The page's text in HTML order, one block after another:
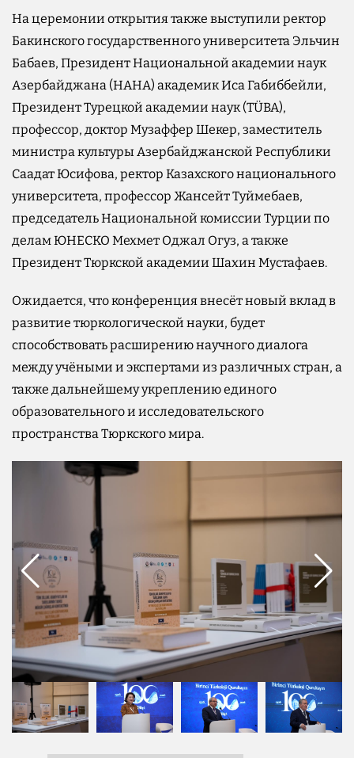
На церемонии открытия также выступили ректор
Бакинского государственного университета Эльчин
Бабаев, Президент Национальной академии наук
Азербайджана (НАНА) академик Иса Габиббейли,
Президент Турецкой академии наук (TÜBA),
профессор, доктор Музаффер Шекер, заместитель
министра культуры Азербайджанской Республики
Саадат Юсифова, ректор Казахского национального
университета, профессор Жансейт Туймебаев,
председатель Национальной комиссии Турции по
делам ЮНЕСКО Мехмет Оджал Огуз, а также
Президент Тюркской академии Шахин Мустафаев.
Ожидается, что конференция внесёт новый вклад в
развитие тюркологической науки, будет
способствовать расширению научного диалога
между учёными и экспертами из различных стран, а
также дальнейшему укреплению единого
образовательного и исследовательского
пространства Тюркского мира.